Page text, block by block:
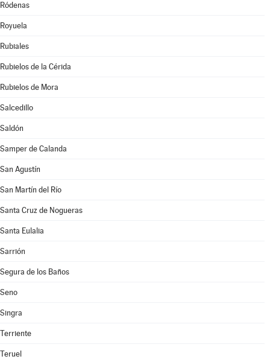
Ródenas
Royuela
Rubiales
Rubielos de la Cérida
Rubielos de Mora
Salcedillo
Saldón
Samper de Calanda
San Agustín
San Martín del Río
Santa Cruz de Nogueras
Santa Eulalia
Sarrión
Segura de los Baños
Seno
Singra
Terriente
Teruel